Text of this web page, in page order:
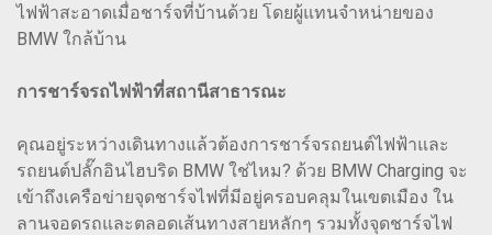
ไฟฟ้าสะอาดเมื่อชาร์จที่บ้านด้วย โดยผู้แทนจำหน่ายของ
BMW ใกล้บ้าน
การชาร์จรถไฟฟ้าที่สถานีสาธารณะ
คุณอยู่ระหว่างเดินทางแล้วต้องการชาร์จรถยนต์ไฟฟ้าและ
รถยนต์ปลั๊กอินไฮบริด BMW ใช่ไหม? ด้วย BMW Charging จะ
เข้าถึงเครือข่ายจุดชาร์จไฟที่มีอยู่ครอบคลุมในเขตเมือง ใน
ลานจอดรถและตลอดเส้นทางสายหลักๆ รวมทั้งจุดชาร์จไฟ